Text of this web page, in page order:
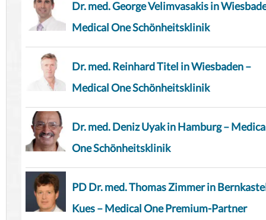
Dr. med. George Velimvasakis in
Medical One Schönheitsklinik
Dr. med. Reinhard Titel in Wiesbaden –
Medical One Schönheitsklinik
Dr. med. Deniz Uyak in Hamburg –
One Schönheitsklinik
PD Dr. med. Thomas Zimmer in
Kues – Medical One Premium-Partner